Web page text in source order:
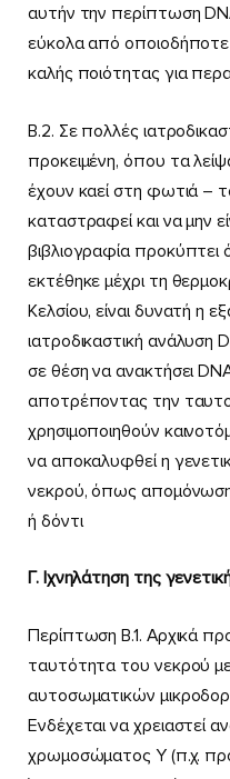
αυτήν την περίπτωση
εύκολα από οποιοδήποτε
καλής ποιότητας για
Β.2. Σε πολλές
προκειμένη, όπου τα
έχουν καεί στη φωτιά –
καταστραφεί και να μην
βιβλιογραφία προκύπτει
εκτέθηκε μέχρι τη
Κελσίου, είναι δυνατή η
ιατροδικαστική ανάλυση
σε θέση να ανακτήσει
αποτρέποντας την
χρησιμοποιηθούν
να αποκαλυφθεί η
νεκρού, όπως
ή δόντι
Γ. Ιχνηλάτηση της
Περίπτωση Β.1. Αρχικά
ταυτότητα του νεκρού
αυτοσωματικών
Ενδέχεται να χρειαστεί
χρωμοσώματος Υ (π.χ.